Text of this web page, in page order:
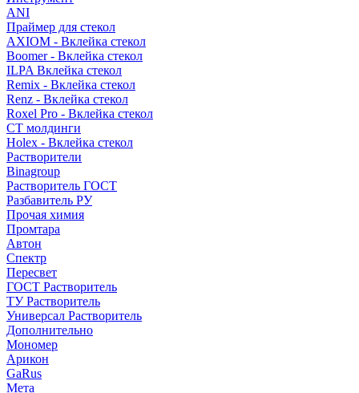
ANI
Праймер для стекол
AXIOM - Вклейка стекол
Boomer - Вклейка стекол
ILPA Вклейка стекол
Remix - Вклейка стекол
Renz - Вклейка стекол
Roxel Pro - Вклейка стекол
СТ молдинги
Holex - Вклейка стекол
Растворители
Binagroup
Растворитель ГОСТ
Разбавитель РУ
Прочая химия
Промтара
Автон
Спектр
Пересвет
ГОСТ Растворитель
ТУ Растворитель
Универсал Растворитель
Дополнительно
Мономер
Арикон
GaRus
Мета